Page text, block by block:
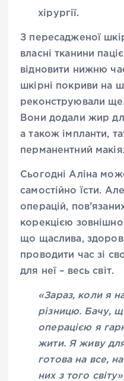
хірургії.
З пересадженої
власні тканини
відновити нижню
шкірні покриви на
реконструювали
Вони додали жир
а також імпланти,
перманентний
Сьогодні Аліна
самостійно їсти.
операцій,
корекцією
що щаслива,
проводити час зі
для неї – весь світ.
«Зараз, коли я
різницю. Бачу,
операцією я
жити. Я живу для
готова на все,
них з того